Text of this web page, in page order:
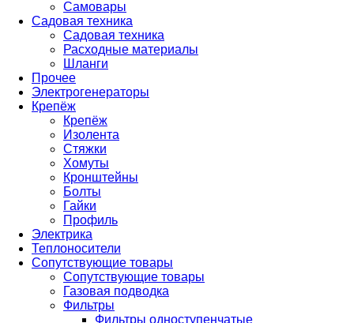
Самовары
Садовая техника
Садовая техника
Расходные материалы
Шланги
Прочее
Электрогенераторы
Крепёж
Крепёж
Изолента
Стяжки
Хомуты
Кронштейны
Болты
Гайки
Профиль
Электрика
Теплоносители
Сопутствующие товары
Сопутствующие товары
Газовая подводка
Фильтры
Фильтры одноступенчатые